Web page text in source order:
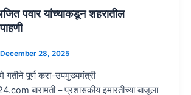
पवार यांच्याकडून शहरातील
December 28, 2025
गतीने पूर्ण करा-उपमुख्यमंत्री
बारामती – प्रशासकीय इमारतीच्या बाजूला